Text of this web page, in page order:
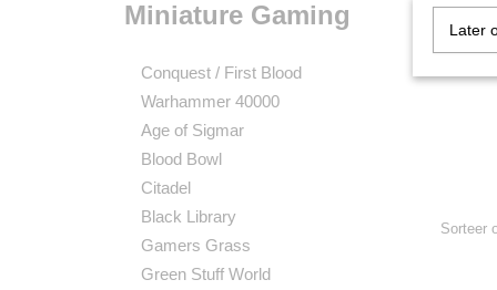
Miniature Gaming
Conquest / First Blood
Warhammer 40000
Age of Sigmar
Blood Bowl
Citadel
Black Library
Gamers Grass
Green Stuff World
Sorteer
Later